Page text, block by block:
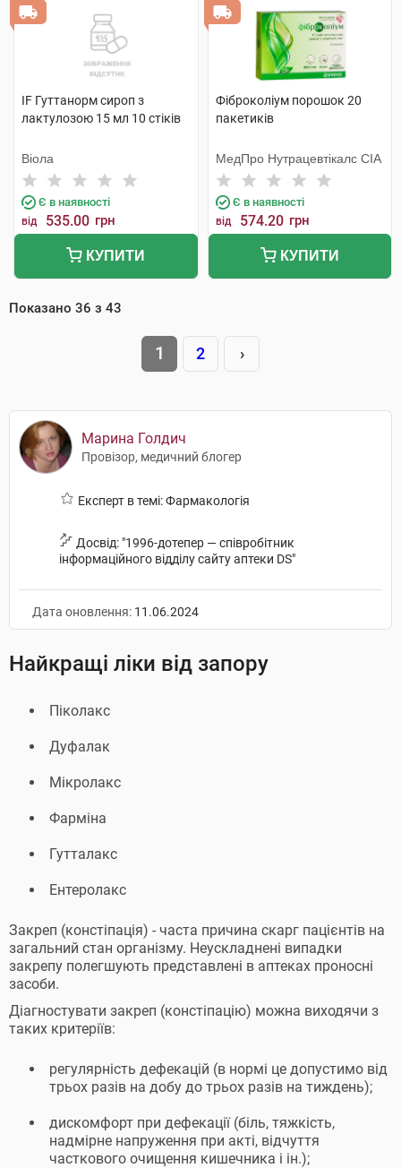
IF Гуттанорм сироп з
лактулозою 15 мл 10 стіків
Віола
Є в наявності
від 535.00 грн
КУПИТИ
Фіброколіум порошок 20
пакетиків
МедПро Нутрацевтікалс СІА
Є в наявності
від 574.20 грн
КУПИТИ
Показано 36 з 43
1 2 ›
Марина Голдич
Провізор, медичний блогер
Експерт в темі: Фармакологія
Досвід: "1996-дотепер — співробітник
інформаційного відділу сайту аптеки DS"
Дата оновлення: 11.06.2024
Найкращі ліки від запору
Піколакс
Дуфалак
Мікролакс
Фарміна
Гутталакс
Ентеролакс
Закреп (констіпація) - часта причина скарг пацієнтів на
загальний стан організму. Неускладнені випадки
закрепу полегшують представлені в аптеках проносні
засоби.
Діагностувати закреп (констіпацію) можна виходячи з
таких критеріїв:
регулярність дефекацій (в нормі це допустимо від
трьох разів на добу до трьох разів на тиждень);
дискомфорт при дефекації (біль, тяжкість,
надмірне напруження при акті, відчуття
часткового очищення кишечника і ін.);